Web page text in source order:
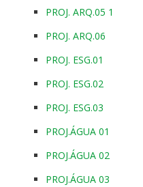
PROJ. ARQ.05 1
PROJ. ARQ.06
PROJ. ESG.01
PROJ. ESG.02
PROJ. ESG.03
PROJ.ÁGUA 01
PROJ.ÁGUA 02
PROJ.ÁGUA 03